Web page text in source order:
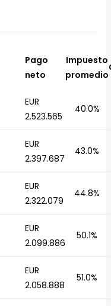
Pago
neto
Impuesto
promedio
EUR
2.523.565
40.0%
EUR
2.397.687
43.0%
EUR
2.322.079
44.8%
EUR
2.099.886
50.1%
EUR
2.058.888
51.0%